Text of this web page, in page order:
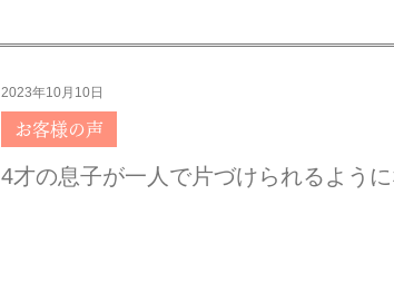
4才の息子が一人で片づけられるよう
お客様の声
2023年10月10日